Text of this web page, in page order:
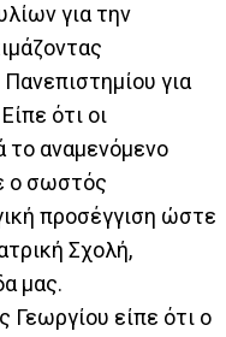
για την
για
ότι οι
το αναμενόμενο
ο σωστός
προσέγγιση ώστε
Σχολή,
μας.
είπε ότι ο